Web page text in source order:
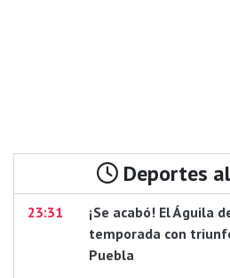
Deportes
23:31
¡Se acabó! El Águila
temporada con
Puebla